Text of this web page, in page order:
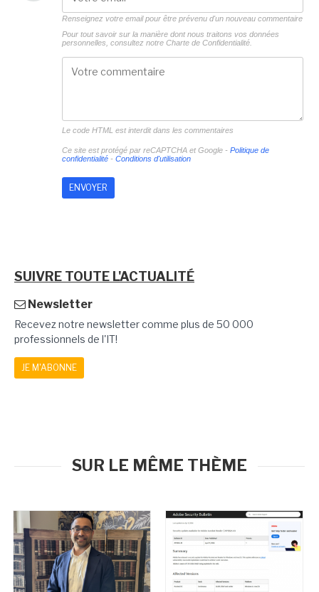
Renseignez votre email pour être prévenu d'un nouveau commentaire
Pour tout savoir sur la manière dont nous traitons vos données
personnelles, consultez notre Charte de Confidentialité.
Le code HTML est interdit dans les commentaires
Ce site est protégé par reCAPTCHA et Google - Politique de
confidentialité- Conditions d'utilisation
SUIVRE TOUTE L'ACTUALITÉ
Newsletter
Recevez notre newsletter comme plus de 50 000
professionnels de l'IT!
JE M'ABONNE
SUR LE MÊME THÈME